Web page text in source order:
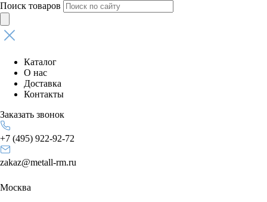
Поиск товаров
Каталог
О нас
Доставка
Контакты
Заказать звонок
+7 (495) 922-92-72
zakaz@metall-rm.ru
Москва